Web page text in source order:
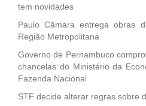
tem novidades
Paulo Câmara entrega obras
Região Metropolitana
Governo de Pernambuco
chancelas do Ministério da
Fazenda Nacional
STF decide alterar regras sobre